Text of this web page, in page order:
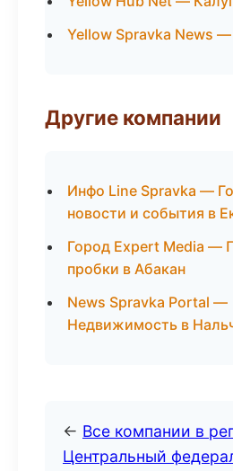
Yellow Spravka News
Другие компании
Инфо Line Spravka —
новости и события в
Город Expert Media —
пробки в Абакан
News Spravka Portal —
Недвижимость в
← Все компании в
Центральный